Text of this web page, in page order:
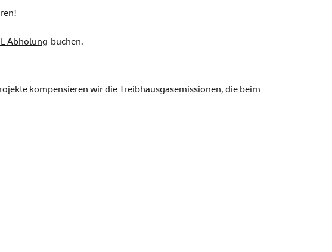
Abholung buchen.
kompensieren wir die Treibhausgasemissionen, die beim